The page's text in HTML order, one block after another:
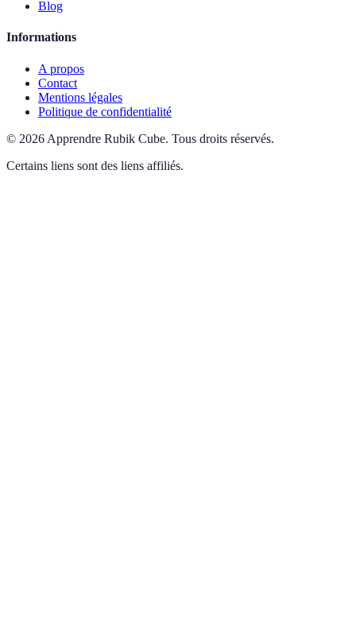
Blog
Informations
A propos
Contact
Mentions légales
Politique de confidentialité
© 2026 Apprendre Rubik Cube. Tous droits réservés.
Certains liens sont des liens affiliés.